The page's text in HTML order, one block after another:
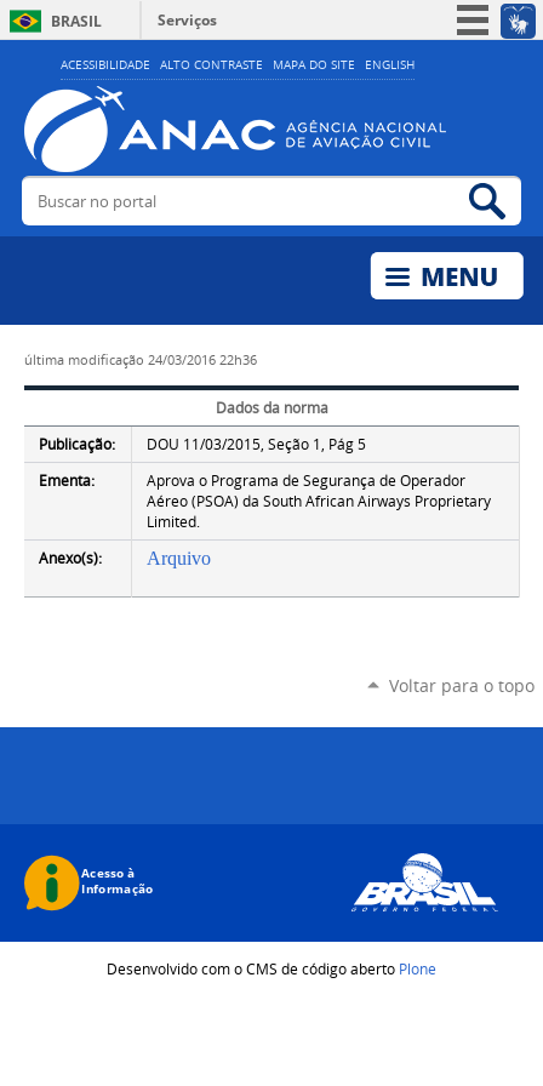
ACESSIBILIDADE ALTO CONTRASTE MAPA DO SITE ENGLISH
BRASIL
Serviços
Simplifique!
Acesso à informação
Legislação
Buscar no portal
última modificação 24/03/2016 22h36
Dados da norma
Publicação:
DOU 11/03/2015, Seção 1, Pág 5
Ementa:
Aprova o Programa de Segurança de Operador
Aéreo (PSOA) da South African Airways Proprietary
Limited.
Anexo(s):
Arquivo
Voltar para o topo
Desenvolvido com o CMS de código aberto Plone